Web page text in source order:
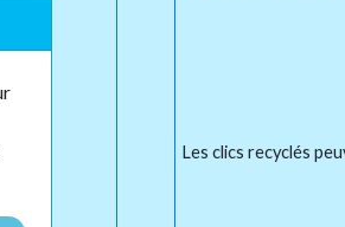
Les clics recyclés